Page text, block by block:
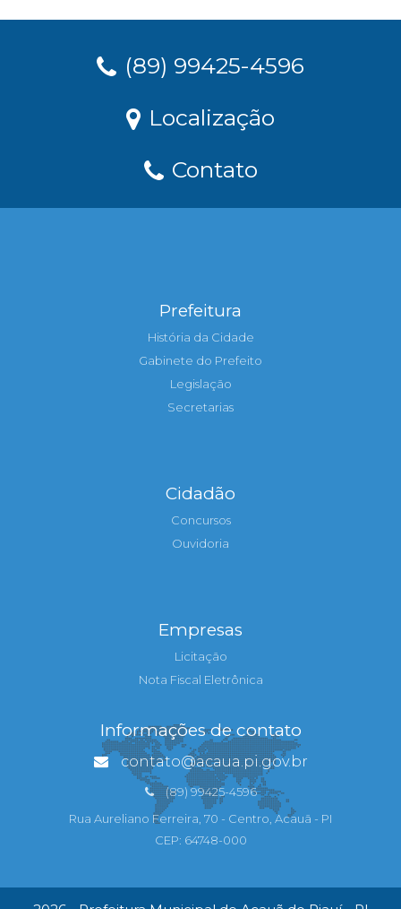
(89) 99425-4596
Localização
Contato
Prefeitura
História da Cidade
Gabinete do Prefeito
Legislação
Secretarias
Cidadão
Concursos
Ouvidoria
Empresas
Licitação
Nota Fiscal Eletrônica
Informações de contato
contato@acaua.pi.gov.br
(89) 99425-4596
Rua Aureliano Ferreira, 70 - Centro, Acauã - PI
CEP: 64748-000